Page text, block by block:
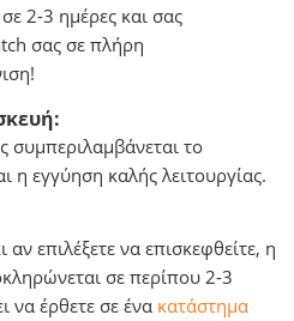
2-3 ημέρες και σας
σας σε πλήρη
συμπεριλαμβάνεται το
η εγγύηση καλής λειτουργίας.
επιλέξετε να επισκεφθείτε, η
σε περίπου 2-3
να έρθετε σε ένα κατάστημα